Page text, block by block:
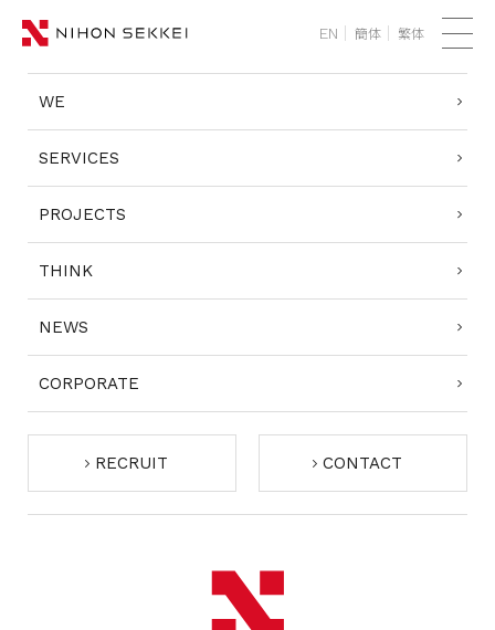
WE
SERVICES
PROJECTS
THINK
NEWS
CORPORATE
EN 簡体 繁体
TOP
WE
SERVICES
PROJECTS
THINK
NEWS
CORPORATE
RECRUIT CONTACT